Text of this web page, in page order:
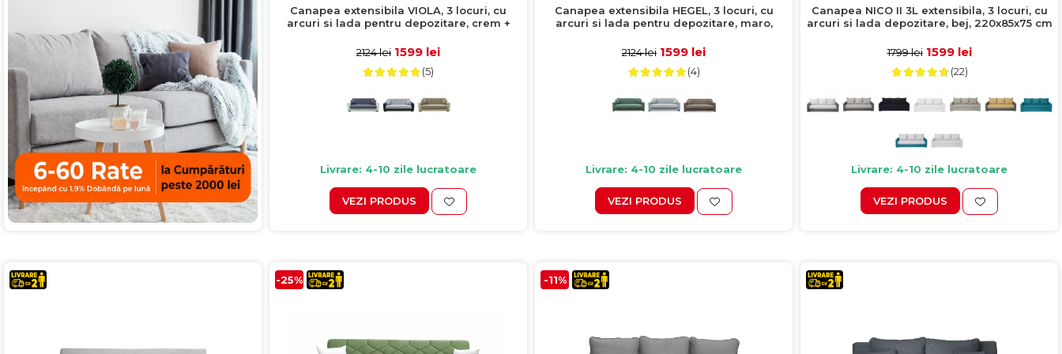
Canapea extensibila VIOLA, 3 locuri, cu
arcuri si lada pentru depozitare, crem +
2124 lei 1599 lei
(5)
Livrare: 4-10 zile lucratoare
VEZI PRODUS
Canapea extensibila HEGEL, 3 locuri, cu
arcuri si lada pentru depozitare, maro,
2124 lei 1599 lei
(4)
Livrare: 4-10 zile lucratoare
VEZI PRODUS
Canapea NICO II 3L extensibila, 3 locuri, cu
arcuri si lada depozitare, bej, 220x85x75 cm
1799 lei 1599 lei
(22)
Livrare: 4-10 zile lucratoare
VEZI PRODUS
-25% -11%